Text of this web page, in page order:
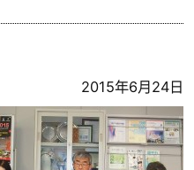
2015年6月24日